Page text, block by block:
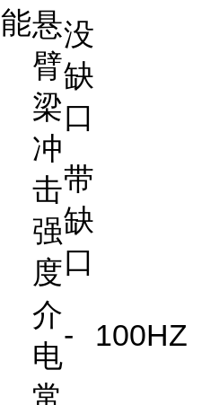
能悬
臂
梁
冲
击
强
度
没
缺
口
带
缺
口
介
电
常
- 100HZ